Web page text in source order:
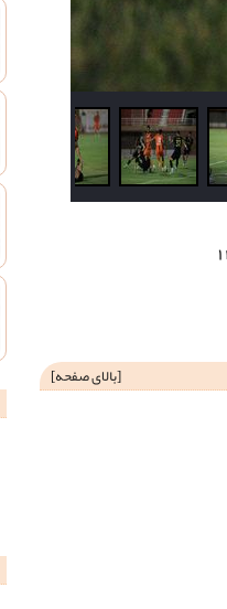
[بالای صفحه]